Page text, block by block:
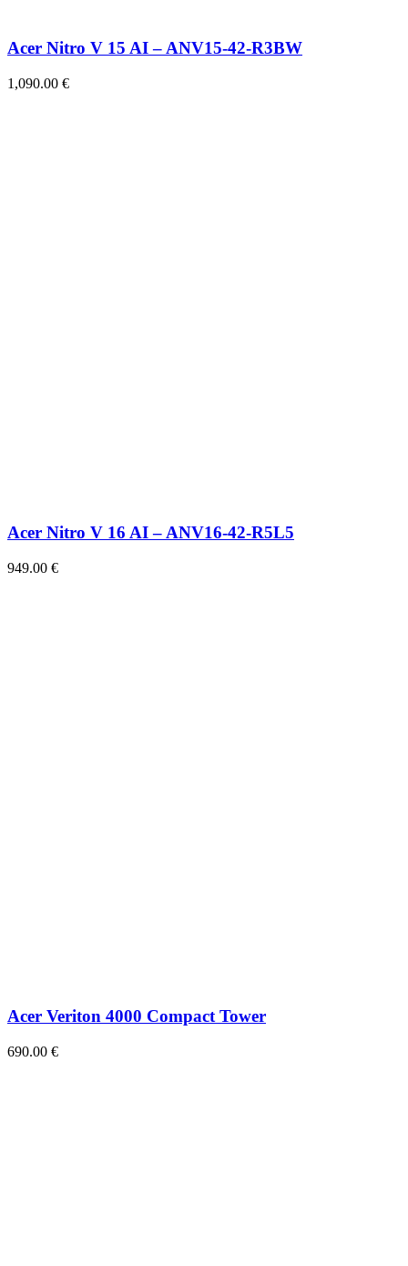
Acer Nitro V 15 AI – ANV15-42-R3BW
1,090.00 €
Acer Nitro V 16 AI – ANV16-42-R5L5
949.00 €
Acer Veriton 4000 Compact Tower
690.00 €